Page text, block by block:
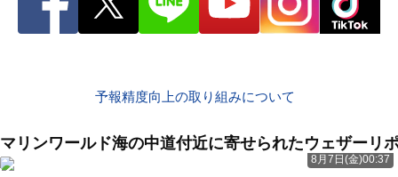
予報精度向上の取り組みについて
マリンワールド海の中道付近に寄せられたウェザーリ
8月7日(金)00:37